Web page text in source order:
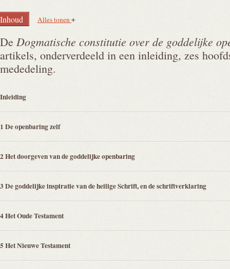
Inhoud Alles tonen
De Dogmatische constitutie over de goddelijke
artikels, onderverdeeld in een inleiding, zes
mededeling.
Inleiding
1 De openbaring zelf
2 Het doorgeven van de goddelijke openbaring
3 De goddelijke inspiratie van de heilige Schrift, en de schriftverklaring
4 Het Oude Testament
5 Het Nieuwe Testament